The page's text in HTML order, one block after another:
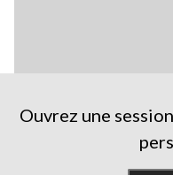
Ouvrez une